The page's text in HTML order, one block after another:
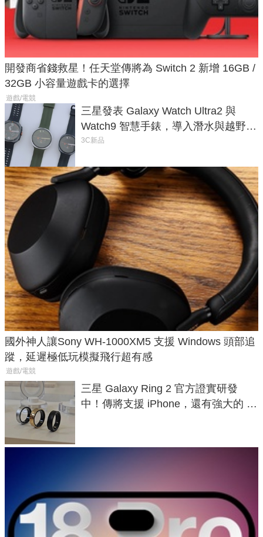
開發商省錢救星！任天堂傳將為 Switch 2 新增 16GB /
32GB 小容量遊戲卡的選擇
遊戲/電競
三星發表 Galaxy Watch Ultra2 與
Watch9 智慧手錶，導入潛水與越野跑
導航功能
3C新品
國外神人讓Sony WH-1000XM5 支援 Windows 頭部追
蹤，延遲極低玩模擬飛行超有感
遊戲/電競
三星 Galaxy Ring 2 官方證實研發
中！傳將支援 iPhone，還有強大的 AI